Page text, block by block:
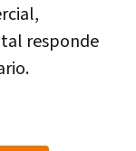
responde